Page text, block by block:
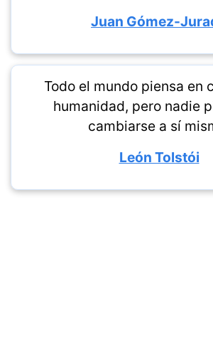
Juan Gómez-
Todo el mundo piensa en
humanidad, pero nadie
cambiarse a sí
León Tolstói